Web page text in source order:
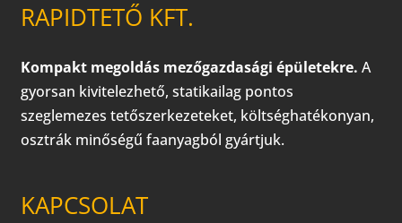
RAPIDTETŐ KFT.
Kompakt megoldás mezőgazdasági épületekre. A
gyorsan kivitelezhető, statikailag pontos
szeglemezes tetőszerkezeteket, költséghatékonyan,
osztrák minőségű faanyagból gyártjuk.
KAPCSOLAT